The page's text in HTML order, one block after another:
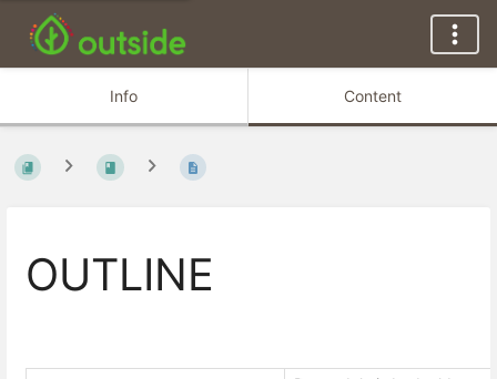
Info Content
OUTLINE